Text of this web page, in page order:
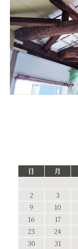
日 月
2
3
9
10
16
17
23
24
30
31